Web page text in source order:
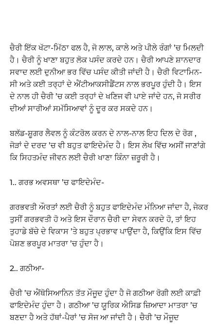
ਚੈਰੀ ਇੱਕ ਖੱਟਾ-ਮਿੱਠਾ ਫਲ ਹੈ, ਜੋ ਲਾਲ, ਕਾਲੇ ਅਤੇ ਪੀਲੇ ਰੰਗਾਂ ’ਚ ਮਿਲਦੀ
ਹੈ। ਚੈਰੀ ਨੂੰ ਖਾਣਾ ਬਹੁਤ ਲੋਕ ਪਸੰਦ ਕਰਦੇ ਹਨ। ਚੈਰੀ ਆਪਣੇ ਸ਼ਾਨਦਾਰ
ਸਵਾਦ ਲਈ ਦੁਨੀਆ ਭਰ ਵਿੱਚ ਪਸੰਦ ਕੀਤੀ ਜਾਂਦੀ ਹੈ। ਚੈਰੀ ਵਿਟਾਮਿਨ-
ਸੀ ਅਤੇ ਕਈ ਤਰ੍ਹਾਂ ਦੇ ਐਂਟੀਆਕਸੀਡੈਂਟਸ ਨਾਲ ਭਰਪੂਰ ਹੁੰਦੀ ਹੈ। ਇਸ
ਦੇ ਨਾਲ ਹੀ ਚੈਰੀ ’ਚ ਕਈ ਤਰ੍ਹਾਂ ਦੇ ਖਣਿਜ ਵੀ ਪਾਏ ਜਾਂਦੇ ਹਨ, ਜੋ ਸਰੀਰ
ਦੀਆਂ ਸਾਰੀਆਂ ਸਮੱਸਿਆਵਾਂ ਨੂੰ ਦੂਰ ਕਰ ਸਕਦੇ ਹਨ।
ਬਲੱਡ-ਸ਼ੂਗਰ ਲੈਵਲ ਨੂੰ ਕੰਟਰੋਲ ਕਰਨ ਦੇ ਨਾਲ-ਨਾਲ ਇਹ ਦਿਲ ਦੇ ਰੋਗ ,
ਜੋੜਾਂ ਦੇ ਦਰਦ ’ਚ ਵੀ ਬਹੁਤ ਫਾਇਦੇਮੰਦ ਹੈ। ਇਸ ਲੇਖ ਵਿੱਚ ਅਸੀਂ ਜਾਣਾਂਗੇ
ਕਿ ਸਿਹਤਮੰਦ ਜੀਵਨ ਲਈ ਚੈਰੀ ਖਾਣਾ ਕਿੰਨਾ ਜ਼ਰੂਰੀ ਹੈ।
1.. ਗਰਭ ਅਵਸਥਾ ’ਚ ਫਾਇਦੇਮੰਦ-
ਗਰਭਵਤੀ ਔਰਤਾਂ ਲਈ ਚੈਰੀ ਨੂੰ ਬਹੁਤ ਫਾਇਦੇਮੰਦ ਮੰਨਿਆ ਜਾਂਦਾ ਹੈ, ਜੇਕਰ
ਤੁਸੀਂ ਗਰਭਵਤੀ ਹੋ ਅਤੇ ਇਸ ਦੌਰਾਨ ਚੈਰੀ ਦਾ ਸੇਵਨ ਕਰਦੇ ਹੋ, ਤਾਂ ਇਹ
ਤੁਹਾਡੇ ਬੱਚੇ ਦੇ ਵਿਕਾਸ ’ਤੇ ਬਹੁਤ ਪ੍ਰਭਾਵ ਪਾਉਂਦਾ ਹੈ, ਕਿਉਂਕਿ ਇਸ ਵਿੱਚ
ਪੋਸ਼ਣ ਭਰਪੂਰ ਮਾਤਰਾ ’ਚ ਹੁੰਦਾ ਹੈ।
2.. ਗਠੀਆ-
ਚੈਰੀ ’ਚ ਐਂਥੋਸਿਆਨਿਨ ਤੱਤ ਮੌਜੂਦ ਹੁੰਦਾ ਹੈ ਜੋ ਗਠੀਆ ਰੋਗੀ ਲਈ ਕਾਫ਼ੀ
ਫਾਇਦੇਮੰਦ ਹੁੰਦਾ ਹੈ। ਗਠੀਆ ’ਚ ਯੂਰਿਕ ਐਸਿਡ ਜ਼ਿਆਦਾ ਮਾਤਰਾ ’ਚ
ਬਣਦਾ ਹੈ ਅਤੇ ਹੱਥਾਂ-ਪੈਰਾਂ ’ਚ ਸੋਜ ਆ ਜਾਂਦੀ ਹੈ। ਚੈਰੀ ’ਚ ਮੌਜੂਦ